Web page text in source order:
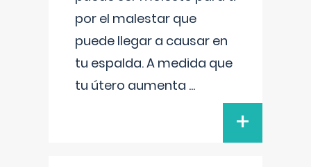
por el malestar que
puede llegar a causar en
tu espalda. A medida que
tu útero aumenta ...
+